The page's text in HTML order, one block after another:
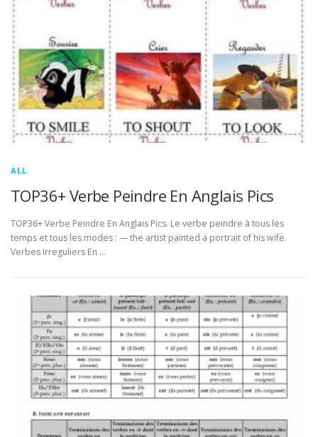
ALL
TOP36+ Verbe Peindre En Anglais Pics
TOP36+ Verbe Peindre En Anglais Pics. Le verbe peindre à tous les
temps et tous les modes : — the artist painted a portrait of his wife.
Verbes Irreguliers En …